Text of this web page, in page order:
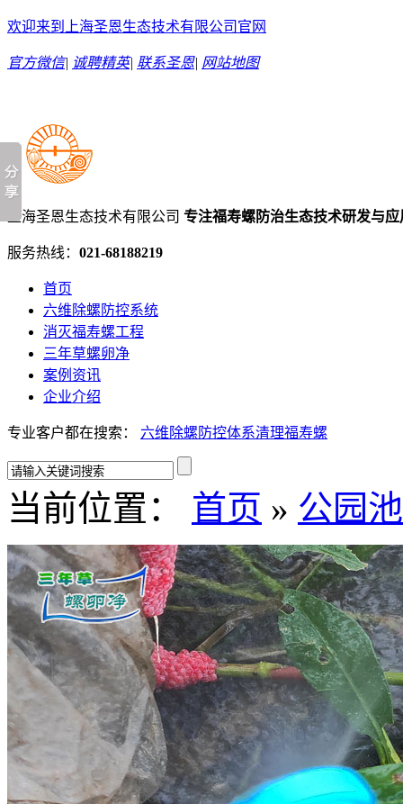
欢迎来到上海圣恩生态技术有限公司官网
官方微信| 诚聘精英| 联系圣恩| 网站地图
上海圣恩生态技术有限公司 专注福寿螺防治生态技术研发与应
服务热线： 021-68188219
首页
六维除螺防控系统
消灭福寿螺工程
三年草螺卵净
案例资讯
企业介绍
专业客户都在搜索： 六维除螺防控体系清理福寿螺
当前位置： 首页 » 公园